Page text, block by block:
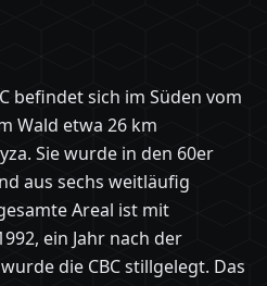
befindet sich im Süden vom
Wald etwa 26 km
Sie wurde in den 60er
aus sechs weitläufig
Areal ist mit
ein Jahr nach der
die CBC stillgelegt. Das